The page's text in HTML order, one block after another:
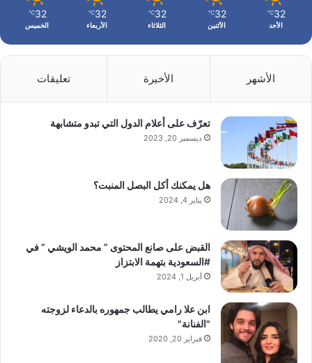
32
℃
الأحد
32
℃
الأثنين
32
℃
الثلاثاء
32
℃
الأربعاء
32
℃
الخميس
الأشهر الأخيرة تعليقات
تعرّف على أعلام الدول التي تبدو متشابهة
ديسمبر 20, 2023
هل يمكنك أكل البصل المنبت؟
يناير 4, 2024
القبض على صانع المحتوى ” محمد الويشي ” في
#السعودية بتهمة الابتزاز
أبريل 1, 2024
ابن علا رامي يطالب جمهوره بالدعاء لزوجته
"الفنانة"
فبراير 20, 2020